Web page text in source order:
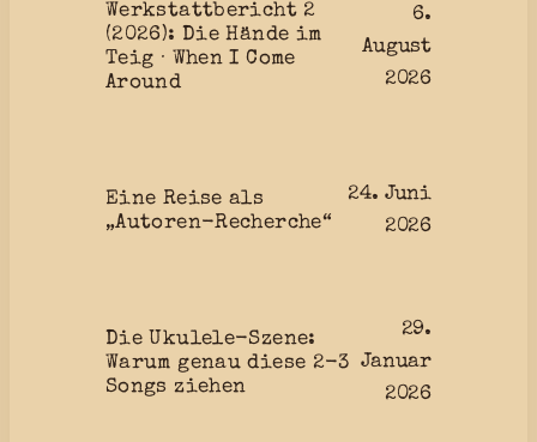
Werkstattbericht 2
(2026): Die Hände im
Teig · When I Come
Around
6.
August
2026
Eine Reise als
„Autoren-Recherche“
24. Juni
2026
Die Ukulele-Szene:
Warum genau diese 2-3
Songs ziehen
29.
Januar
2026